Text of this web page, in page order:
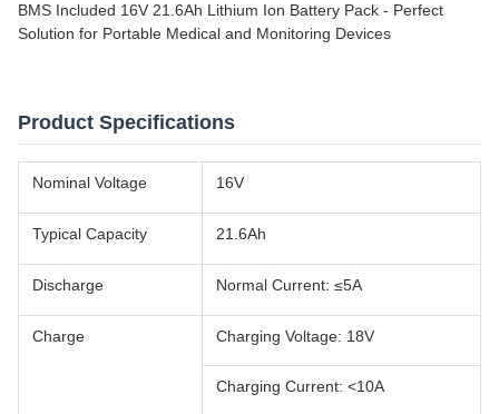
BMS Included 16V 21.6Ah Lithium Ion Battery Pack - Perfect
Solution for Portable Medical and Monitoring Devices
Product Specifications
Nominal Voltage 16V
Typical Capacity 21.6Ah
Discharge Normal Current: ≤5A
Charge Charging Voltage: 18V
Charging Current: <10A